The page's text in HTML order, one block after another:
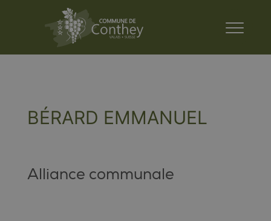
BÉRARD EMMANUEL
Alliance communale